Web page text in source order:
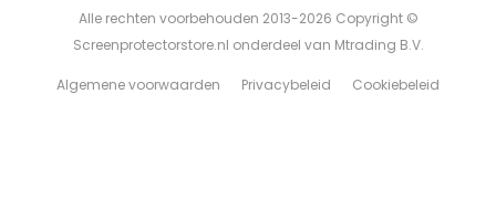
Alle rechten voorbehouden 2013-2026 Copyright ©
Screenprotectorstore.nl onderdeel van Mtrading B.V.
Algemene voorwaarden Privacybeleid Cookiebeleid